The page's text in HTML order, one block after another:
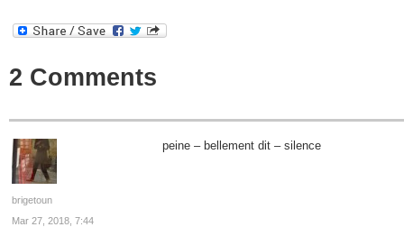
2 Comments
brigetoun
Mar 27, 2018, 7:44
peine – bellement dit – silence